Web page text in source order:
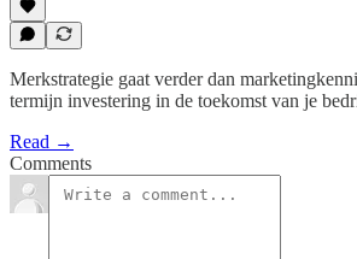
Merkstrategie gaat verder dan
termijn investering in de toekomst van je
Read →
Comments